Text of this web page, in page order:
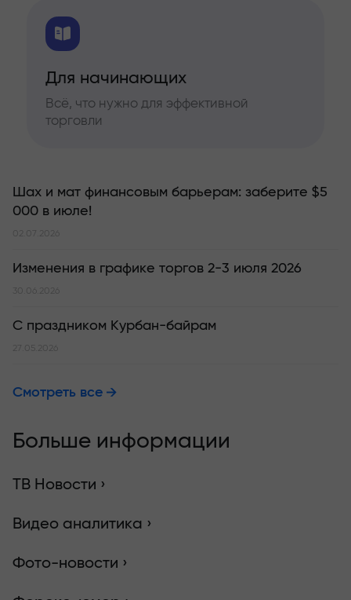
Для начинающих
Всё, что нужно для эффективной
торговли
Шах и мат финансовым барьерам: заберите $5
000 в июле!
02.07.2026
Изменения в графике торгов 2-3 июля 2026
30.06.2026
С праздником Курбан-байрам
27.05.2026
Смотреть все
Больше информации
ТВ Новости ›
Видео аналитика ›
Фото-новости ›